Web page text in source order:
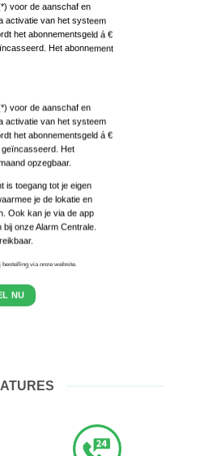
voor de aanschaf en
activatie van het systeem
het abonnementsgeld á €
Het abonnement
voor de aanschaf en
activatie van het systeem
het abonnementsgeld á €
Het
opzegbaar.
is toegang tot je eigen
je de lokatie en
Ook kan je via de app
onze Alarm Centrale.
bestelling via onze website.
NU